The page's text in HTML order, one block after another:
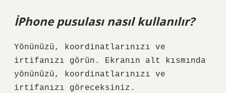
İPhone pusulası nasıl kullanılır?
Yönünüzü, koordinatlarınızı ve
irtifanızı görün. Ekranın alt kısmında
yönünüzü, koordinatlarınızı ve
irtifanızı göreceksiniz.